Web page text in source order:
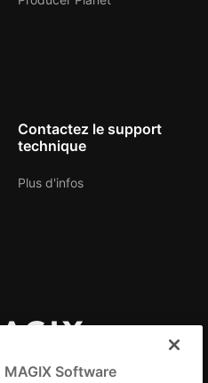
Contactez le support
technique
Plus d'infos
(Français)
MAGIX Software